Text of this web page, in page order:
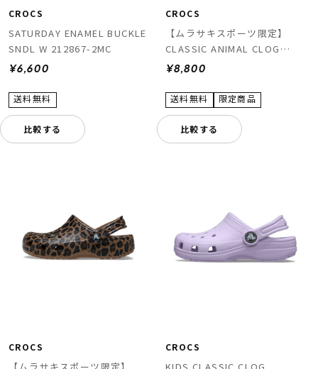
CROCS
SATURDAY ENAMEL BUCKLE
SNDL W 212867-2MC
¥6,600
比較する
CROCS
【ムラサキスポーツ限定】
CLASSIC ANIMAL CLOG
211800-2LD
¥8,800
比較する
CROCS CROCS